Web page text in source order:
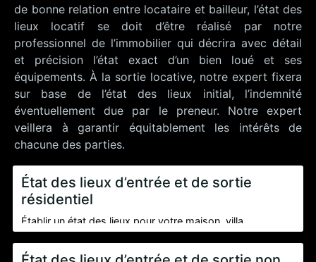
de bonne relation entre locataire et bailleur, l’état des
lieux locatif se doit d’être réalisé par notre
professionnel de l’immobilier qui décrira avec détail
et précision l’état exact d’un bien loué et ses
équipements. À la sortie locative, notre expert fixera
sur base de l’état des lieux initial, l’indemnité
éventuellement due par le preneur. Notre expert
veillera à garantir équitablement les intérêts de
chacune des parties.
État des lieux d’entrée et de sortie
résidentiel
Établir un état des lieux pour votre maison, villa,
appartement ou maison de rapport en location, permet
d’éviter les mauvaises surprises lors de la fin du bail.